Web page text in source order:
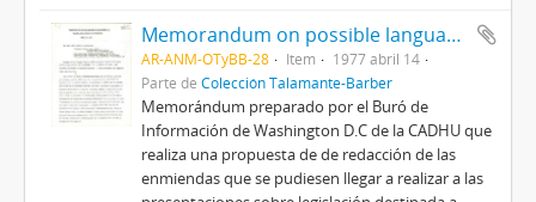
Memorandum on possible language for an amendment to cut off all military aid to Argentina
AR-ANM-OTyBB-28 Item
1977 abril 14
Parte de Colección Talamante-Barber
Memorándum preparado por el Buró de
Información de Washington D.C de la CADHU que
realiza una propuesta de de redacción de las
enmiendas que se pudiesen llegar a realizar a las